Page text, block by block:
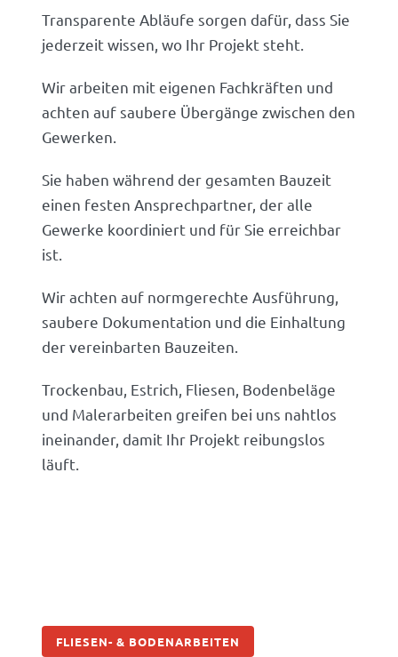
Transparente Abläufe sorgen dafür, dass Sie
jederzeit wissen, wo Ihr Projekt steht.
Wir arbeiten mit eigenen Fachkräften und
achten auf saubere Übergänge zwischen den
Gewerken.
Sie haben während der gesamten Bauzeit
einen festen Ansprechpartner, der alle
Gewerke koordiniert und für Sie erreichbar
ist.
Wir achten auf normgerechte Ausführung,
saubere Dokumentation und die Einhaltung
der vereinbarten Bauzeiten.
Trockenbau, Estrich, Fliesen, Bodenbeläge
und Malerarbeiten greifen bei uns nahtlos
ineinander, damit Ihr Projekt reibungslos
läuft.
FLIESEN- & BODENARBEITEN